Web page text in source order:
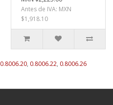
Antes de IVA: MXN
$1,918.10
0.8006.20, 0.8006.22, 0.8006.26